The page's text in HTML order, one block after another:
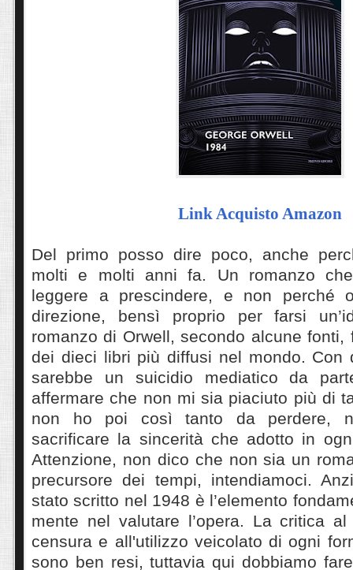
Link Acquisto Amazon
Del primo posso dire poco, anche
molti e molti anni fa. Un romanzo
leggere a prescindere, e non perché
direzione, bensì proprio per farsi
romanzo di Orwell, secondo alcune fonti,
dei dieci libri più diffusi nel mondo. Con
sarebbe un suicidio mediatico da
affermare che non mi sia piaciuto più di
non ho poi così tanto da perdere,
sacrificare la sincerità che adotto in
Attenzione, non dico che non sia un
precursore dei tempi, intendiamoci.
stato scritto nel 1948 è l’elemento
mente nel valutare l’opera. La critica
censura e all'utilizzo veicolato di ogni
sono ben resi, tuttavia qui dobbiamo